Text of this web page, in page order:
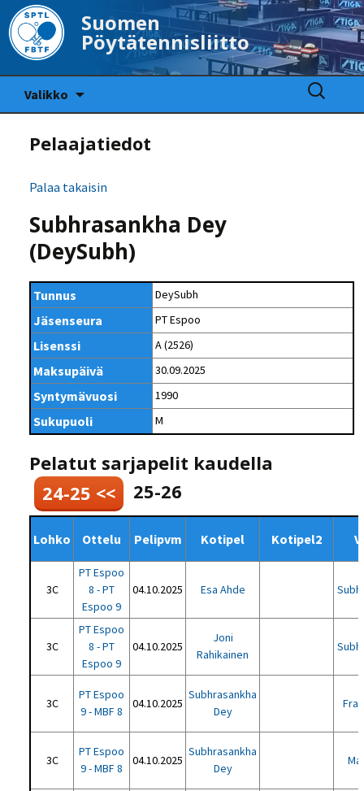
Suomen
Pöytätennisliitto
Valikko
Haku:
Pelaajatiedot
Palaa takaisin
Subhrasankha Dey
(DeySubh)
Tunnus DeySubh
Jäsenseura PT Espoo
Lisenssi A (2526)
Maksupäivä 30.09.2025
Syntymävuosi 1990
Sukupuoli M
Pelatut sarjapelit kaudella
24-25 <<
25-26
Lohko Ottelu Pelipvm Kotipel Kotipel2
3C
PT Espoo
8 - PT
Espoo 9
04.10.2025 Esa Ahde
3C
PT Espoo
8 - PT
Espoo 9
04.10.2025
Joni
Rahikainen
3C
PT Espoo
9 - MBF 8
04.10.2025
Subhrasankha
Dey
3C
PT Espoo
9 - MBF 8
04.10.2025
Subhrasankha
Dey